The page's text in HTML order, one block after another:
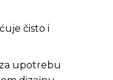
čisto i
upotrebu